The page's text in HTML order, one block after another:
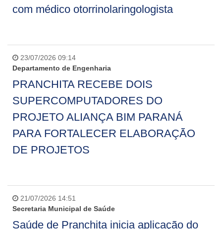
com médico otorrinolaringologista
23/07/2026 09:14
Departamento de Engenharia
PRANCHITA RECEBE DOIS
SUPERCOMPUTADORES DO
PROJETO ALIANÇA BIM PARANÁ
PARA FORTALECER ELABORAÇÃO
DE PROJETOS
21/07/2026 14:51
Secretaria Municipal de Saúde
Saúde de Pranchita inicia aplicação do